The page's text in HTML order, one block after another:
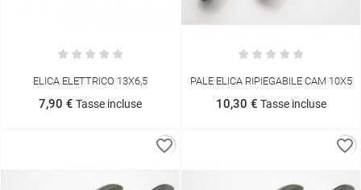
ELICA ELETTRICO 13X6,5
7,90 € Tasse incluse
PALE ELICA RIPIEGABILE CAM 10X5
10,30 € Tasse incluse
favorite_border favorite_border